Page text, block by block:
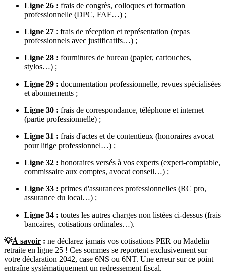
Ligne 26 : frais de congrès, colloques et formation
professionnelle (DPC, FAF…) ;
Ligne 27 : frais de réception et représentation (repas
professionnels avec justificatifs…) ;
Ligne 28 : fournitures de bureau (papier, cartouches,
stylos…) ;
Ligne 29 : documentation professionnelle, revues spécialisées
et abonnements ;
Ligne 30 : frais de correspondance, téléphone et internet
(partie professionnelle) ;
Ligne 31 : frais d'actes et de contentieux (honoraires avocat
pour litige professionnel…) ;
Ligne 32 : honoraires versés à vos experts (expert-comptable,
commissaire aux comptes, avocat conseil…) ;
Ligne 33 : primes d'assurances professionnelles (RC pro,
assurance du local…) ;
Ligne 34 : toutes les autres charges non listées ci-dessus (frais
bancaires, cotisations ordinales…).
💡À savoir : ne déclarez jamais vos cotisations PER ou Madelin
retraite en ligne 25 ! Ces sommes se reportent exclusivement sur
votre déclaration 2042, case 6NS ou 6NT. Une erreur sur ce point
entraîne systématiquement un redressement fiscal.